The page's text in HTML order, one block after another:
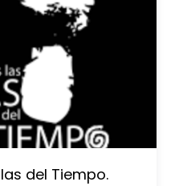
del Tiempo.